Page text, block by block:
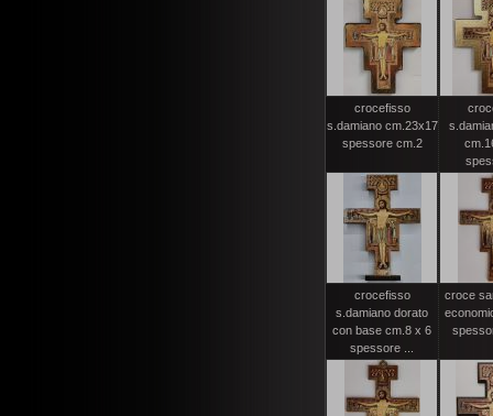
crocefisso
s.damiano cm.23x17
spessore cm.2
crocefisso
s.damiano dorato
con base cm.8 x 6
spessore ...
croce